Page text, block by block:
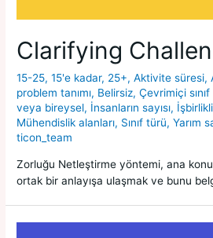
Clarifying
15-25,15'e kadar, 25+,Aktivite süresi,
problem tanımı, Belirsiz,Çevrimiçi
veya bireysel, İnsanların sayısı,
Mühendislik alanları, Sınıf türü,Yarım
ticon_team
Zorluğu Netleştirme yöntemi, ana
ortak bir anlayışa ulaşmak ve bunu